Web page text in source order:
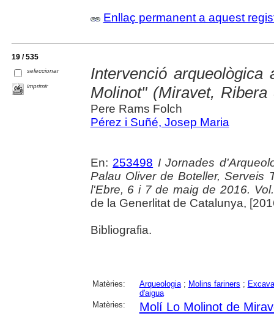
Enllaç permanent a aquest
19 / 535
seleccionar
imprimir
Intervenció
Molinot" (Miravet, Ribera
Pere Rams Folch
Pérez i Suñé, Josep Maria
En: 253498 I Jornades
Palau Oliver de Boteller, Serveis
l'Ebre, 6 i 7 de maig de 2016.
de la Generlitat de Catalunya,
Bibliografia.
Matèries: Arqueologia; Molins fariners ;
d'aigua
Matèries:
Molí Lo Molinot de